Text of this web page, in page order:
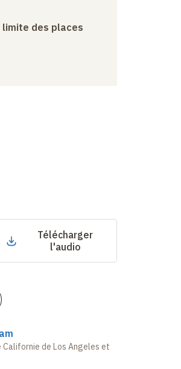
limite des places
Télécharger
l'audio
de Los Angeles et